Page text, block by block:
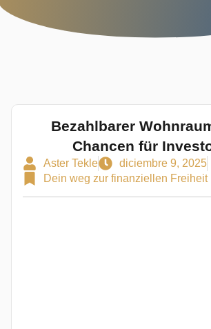
Bezahlbarer
Chancen für
Aster Tekle
diciembre 9, 2025
Dein weg zur finanziellen Freiheit